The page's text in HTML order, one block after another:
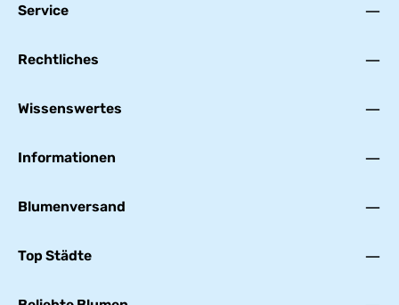
Service
Rechtliches
Wissenswertes
Informationen
Blumenversand
Top Städte